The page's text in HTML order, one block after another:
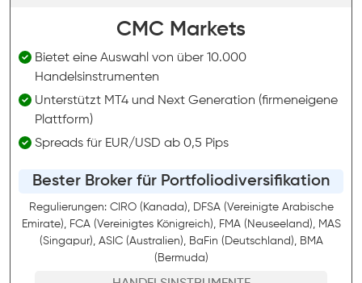
CMC Markets
Bietet eine Auswahl von über 10.000
Handelsinstrumenten
Unterstützt MT4 und Next Generation (firmeneigene
Plattform)
Spreads für EUR/USD ab 0,5 Pips
Bester Broker für Portfoliodiversifikation
Regulierungen: CIRO (Kanada), DFSA (Vereinigte Arabische
Emirate), FCA (Vereinigtes Königreich), FMA (Neuseeland), MAS
(Singapur), ASIC (Australien), BaFin (Deutschland), BMA
(Bermuda)